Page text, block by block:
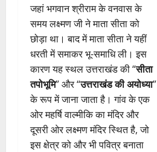
जहां भगवान श्रीराम के वनवास के
समय लक्ष्मण जी ने माता सीता को
छोड़ा था। बाद में माता सीता ने यहीं
धरती में समाकर भू-समाधि ली। इस
कारण यह स्थल उत्तराखंड की “सीता
तपोभूमि” और “उत्तराखंड की अयोध्या”
के रूप में जाना जाता है। गांव के एक
ओर महर्षि वाल्मीकि का मंदिर और
दूसरी ओर लक्ष्मण मंदिर स्थित है, जो
इस क्षेत्र को और भी पवित्र बनाता